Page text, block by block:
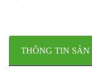
THÔNG TIN SẢN